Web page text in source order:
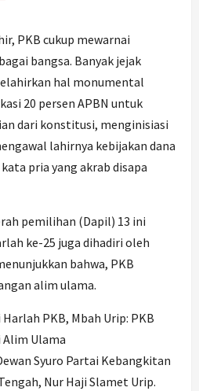
PKB cukup mewarnai
bangsa. Banyak jejak
hal monumental
20 persen APBN untuk
dari konstitusi, menginisiasi
lahirnya kebijakan dana
pria yang akrab disapa
pemilihan (Dapil) 13 ini
ke-25 juga dihadiri oleh
bahwa, PKB
alim ulama.
Syuro Partai Kebangkitan
Nur Haji Slamet Urip.